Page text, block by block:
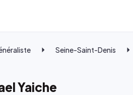
Seine-Saint-Denis
Yaiche